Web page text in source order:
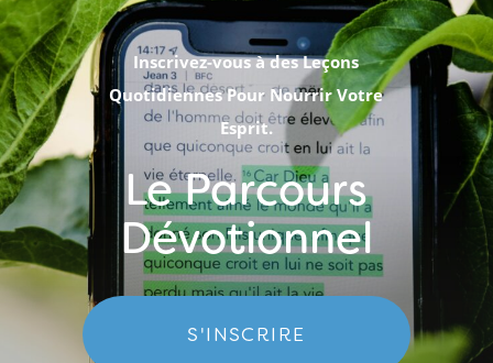
Inscrivez-vous à des Leçons
Quotidiennes Pour Nourrir Votre
Esprit.
Le Parcours
Dévotionnel
S'INSCRIRE